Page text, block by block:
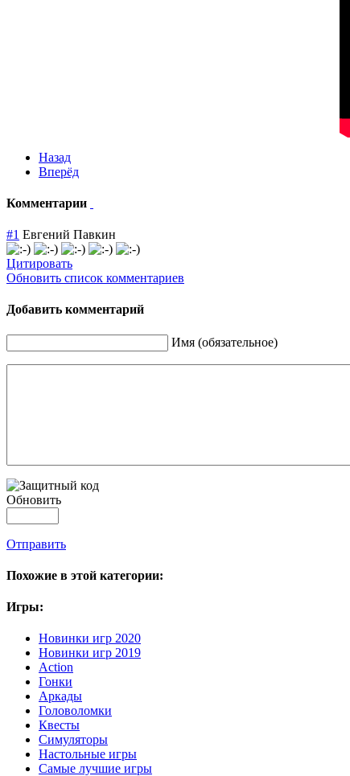
Назад
Вперёд
Комментарии
#1 Евгений Павкин
Цитировать
Обновить список комментариев
Добавить комментарий
Имя (обязательное)
Обновить
Отправить
Похожие в этой категории:
Игры:
Новинки игр 2020
Новинки игр 2019
Action
Гонки
Аркады
Головоломки
Квесты
Симуляторы
Настольные игры
Самые лучшие игры